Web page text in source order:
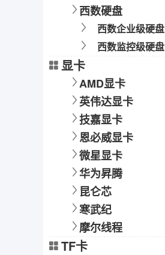
西数硬盘
西数企业级硬盘
西数监控级硬盘
显卡
AMD显卡
英伟达显卡
技嘉显卡
恩必威显卡
微星显卡
华为昇腾
昆仑芯
寒武纪
摩尔线程
TF卡